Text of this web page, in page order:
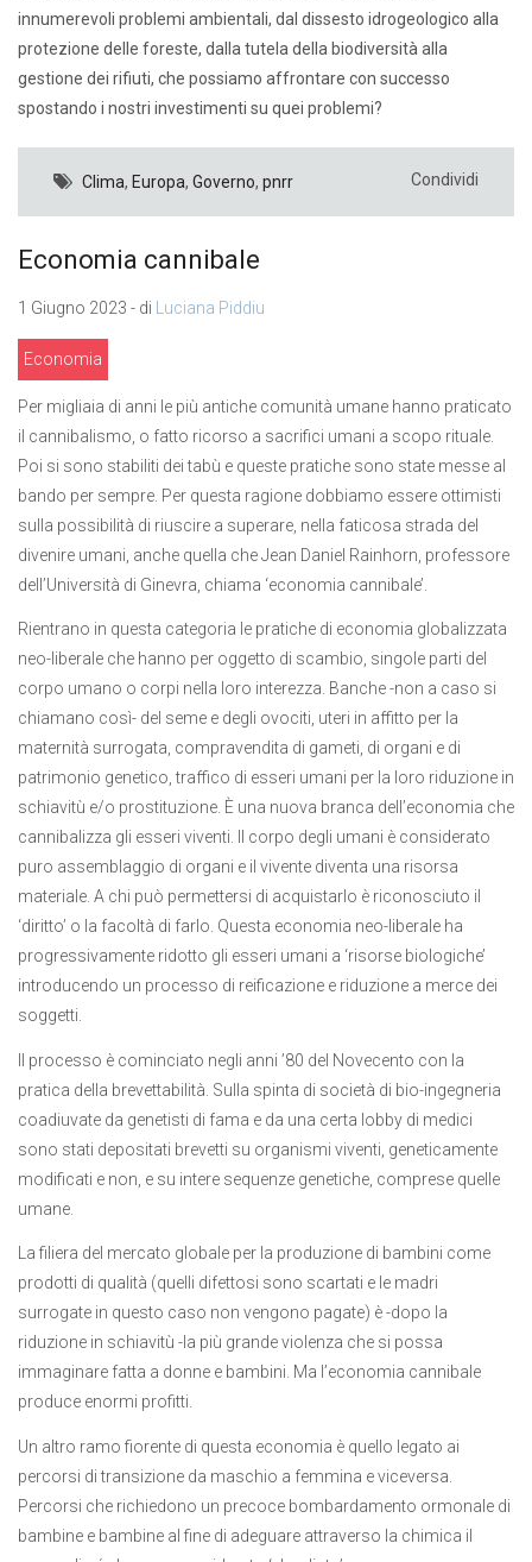
innumerevoli problemi ambientali, dal dissesto idrogeologico alla
protezione delle foreste, dalla tutela della biodiversità alla
gestione dei rifiuti, che possiamo affrontare con successo
spostando i nostri investimenti su quei problemi?
Clima, Europa, Governo, pnrr Condividi
Economia cannibale
1 Giugno 2023 - di Luciana Piddiu
Economia
Per migliaia di anni le più antiche comunità umane hanno praticato
il cannibalismo, o fatto ricorso a sacrifici umani a scopo rituale.
Poi si sono stabiliti dei tabù e queste pratiche sono state messe al
bando per sempre. Per questa ragione dobbiamo essere ottimisti
sulla possibilità di riuscire a superare, nella faticosa strada del
divenire umani, anche quella che Jean Daniel Rainhorn, professore
dell’Università di Ginevra, chiama ‘economia cannibale’.
Rientrano in questa categoria le pratiche di economia globalizzata
neo-liberale che hanno per oggetto di scambio, singole parti del
corpo umano o corpi nella loro interezza. Banche -non a caso si
chiamano così- del seme e degli ovociti, uteri in affitto per la
maternità surrogata, compravendita di gameti, di organi e di
patrimonio genetico, traffico di esseri umani per la loro riduzione in
schiavitù e/o prostituzione. È una nuova branca dell’economia che
cannibalizza gli esseri viventi. Il corpo degli umani è considerato
puro assemblaggio di organi e il vivente diventa una risorsa
materiale. A chi può permettersi di acquistarlo è riconosciuto il
‘diritto’ o la facoltà di farlo. Questa economia neo-liberale ha
progressivamente ridotto gli esseri umani a ‘risorse biologiche’
introducendo un processo di reificazione e riduzione a merce dei
soggetti.
Il processo è cominciato negli anni ’80 del Novecento con la
pratica della brevettabilità. Sulla spinta di società di bio-ingegneria
coadiuvate da genetisti di fama e da una certa lobby di medici
sono stati depositati brevetti su organismi viventi, geneticamente
modificati e non, e su intere sequenze genetiche, comprese quelle
umane.
La filiera del mercato globale per la produzione di bambini come
prodotti di qualità (quelli difettosi sono scartati e le madri
surrogate in questo caso non vengono pagate) è -dopo la
riduzione in schiavitù -la più grande violenza che si possa
immaginare fatta a donne e bambini. Ma l’economia cannibale
produce enormi profitti.
Un altro ramo fiorente di questa economia è quello legato ai
percorsi di transizione da maschio a femmina e viceversa.
Percorsi che richiedono un precoce bombardamento ormonale di
bambine e bambine al fine di adeguare attraverso la chimica il